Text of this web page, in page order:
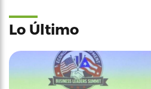
Lo Último